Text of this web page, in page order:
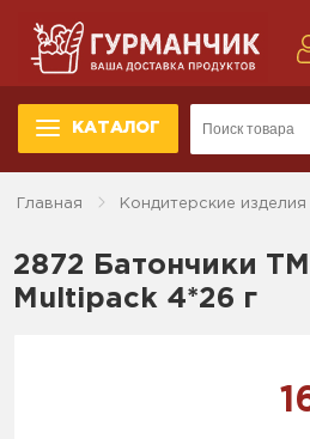
КАТАЛОГ
Главная Кондитерские изделия
2872 Батончики
Multipack 4*26 г